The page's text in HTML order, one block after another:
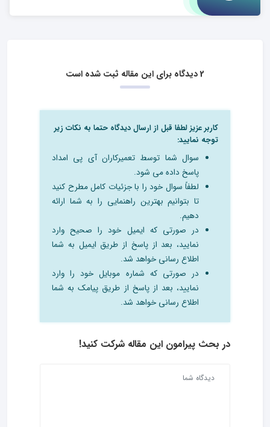
2 دیدگاه برای این مقاله ثبت شده است
کاربر عزیز لطفا قبل از ارسال دیدگاه حتما به نکات زیر
توجه نمایید:
سوال شما توسط تعمیرکاران آی پی امداد
پاسخ داده می شود.
لطفاً سوال خود را با جزئیات کامل مطرح کنید
تا بتوانیم بهترین راهنمایی را به شما ارائه
دهیم.
در صورتی که ایمیل خود را صحیح وارد
نمایید، بعد از پاسخ از طریق ایمیل به شما
اطلاع رسانی خواهد شد.
در صورتی که شماره موبایل خود را وارد
نمایید، بعد از پاسخ از طریق پیامک به شما
اطلاع رسانی خواهد شد.
در بحث‌ پیرامون این مقاله شرکت کنید!